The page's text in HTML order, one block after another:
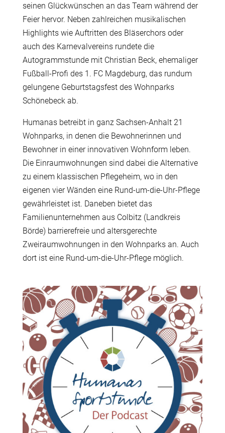
seinen Glückwünschen an das Team während der
Feier hervor. Neben zahlreichen musikalischen
Highlights wie Auftritten des Bläserchors oder
auch des Karnevalvereins rundete die
Autogrammstunde mit Christian Beck, ehemaliger
Fußball-Profi des 1. FC Magdeburg, das rundum
gelungene Geburtstagsfest des Wohnparks
Schönebeck ab.
Humanas betreibt in ganz Sachsen-Anhalt 21
Wohnparks, in denen die Bewohnerinnen und
Bewohner in einer innovativen Wohnform leben.
Die Einraumwohnungen sind dabei die Alternative
zu einem klassischen Pflegeheim, wo in den
eigenen vier Wänden eine Rund-um-die-Uhr-Pflege
gewährleistet ist. Daneben bietet das
Familienunternehmen aus Colbitz (Landkreis
Börde) barrierefreie und altersgerechte
Zweiraumwohnungen in den Wohnparks an. Auch
dort ist eine Rund-um-die-Uhr-Pflege möglich.